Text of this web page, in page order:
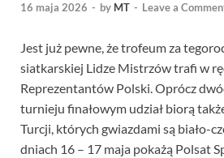
16 maja 2026 - by MT - Leave a
Jest już pewne, że trofeum za
siatkarskiej Lidze Mistrzów trafi w
Reprezentantów Polski. Oprócz
turnieju finałowym udział biorą
Turcji, których gwiazdami są biało-
dniach 16 – 17 maja pokażą Polsat